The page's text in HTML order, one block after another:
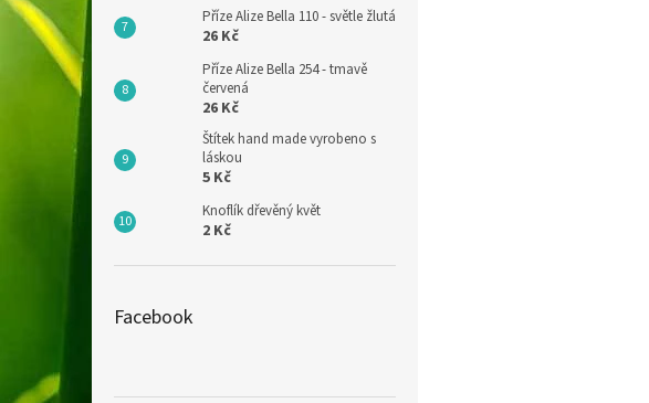
Příze Alize Bella 110 - světle žlutá
26 Kč
Příze Alize Bella 254 - tmavě
červená
26 Kč
Štítek hand made vyrobeno s
láskou
5 Kč
Knoflík dřevěný květ
2 Kč
Facebook